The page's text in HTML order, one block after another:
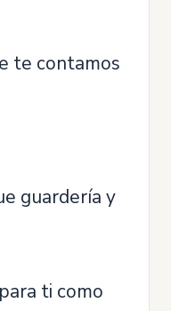
te contamos
guardería y
ti como